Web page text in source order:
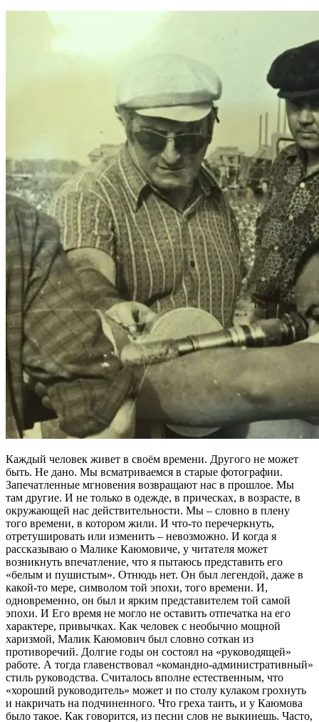
Каждый человек живет в своём времени. Другого не может
быть. Не дано. Мы всматриваемся в старые фотографии.
Запечатленные мгновения возвращают нас в прошлое. Мы
там другие. И не только в одежде, в прическах, в возрасте, в
окружающей нас действительности. Мы – словно в плену
того времени, в котором жили. И что-то перечеркнуть,
отретушировать или изменить – невозможно. И когда я
рассказываю о Малике Каюмовиче, у читателя может
возникнуть впечатление, что я пытаюсь представить его
«белым и пушистым». Отнюдь нет. Он был легендой, даже в
какой-то мере, символом той эпохи, того времени. И,
одновременно, он был и ярким представителем той самой
эпохи. И Его время не могло не оставить отпечатка на его
характере, привычках. Как человек с необычно мощной
харизмой, Малик Каюмович был словно соткан из
противоречий. Долгие годы он состоял на «руководящей»
работе. А тогда главенствовал «командно-административный»
стиль руководства. Считалось вполне естественным, что
«хороший руководитель» может и по столу кулаком грохнуть
и накричать на подчиненного. Что греха таить, и у Каюмова
было такое. Как говорится, из песни слов не выкинешь. Часто,